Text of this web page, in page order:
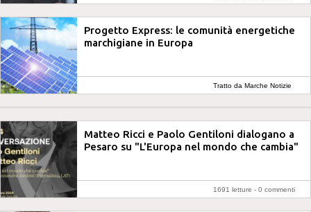
Progetto Express: le comunità energetiche
marchigiane in Europa
Tratto da Marche Notizie
Matteo Ricci e Paolo Gentiloni dialogano a
Pesaro su "L'Europa nel mondo che cambia"
1691 letture - 0 commenti